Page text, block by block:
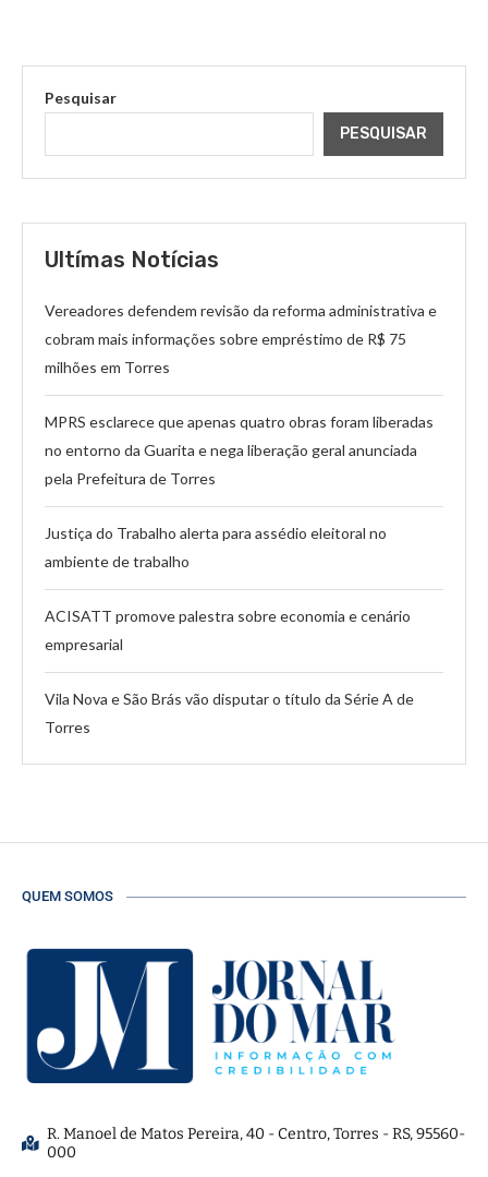
Pesquisar
PESQUISAR
Ultímas Notícias
Vereadores defendem revisão da reforma administrativa e
cobram mais informações sobre empréstimo de R$ 75
milhões em Torres
MPRS esclarece que apenas quatro obras foram liberadas
no entorno da Guarita e nega liberação geral anunciada
pela Prefeitura de Torres
Justiça do Trabalho alerta para assédio eleitoral no
ambiente de trabalho
ACISATT promove palestra sobre economia e cenário
empresarial
Vila Nova e São Brás vão disputar o título da Série A de
Torres
QUEM SOMOS
R. Manoel de Matos Pereira, 40 - Centro, Torres - RS, 95560-
000